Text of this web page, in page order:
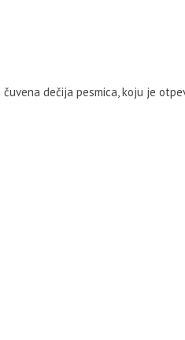
dečija pesmica, koju je